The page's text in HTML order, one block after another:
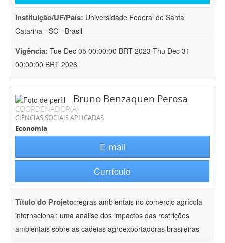
Instituição/UF/País: Universidade Federal de Santa
Catarina - SC - Brasil
Vigência: Tue Dec 05 00:00:00 BRT 2023-Thu Dec 31
00:00:00 BRT 2026
Bruno Benzaquen Perosa
COORDENADOR(A)
CIÊNCIAS SOCIAIS APLICADAS
Economia
E-mail
Currículo
Título do Projeto:regras ambientais no comercio agrícola
internacional: uma análise dos impactos das restrições
ambientais sobre as cadeias agroexportadoras brasileiras